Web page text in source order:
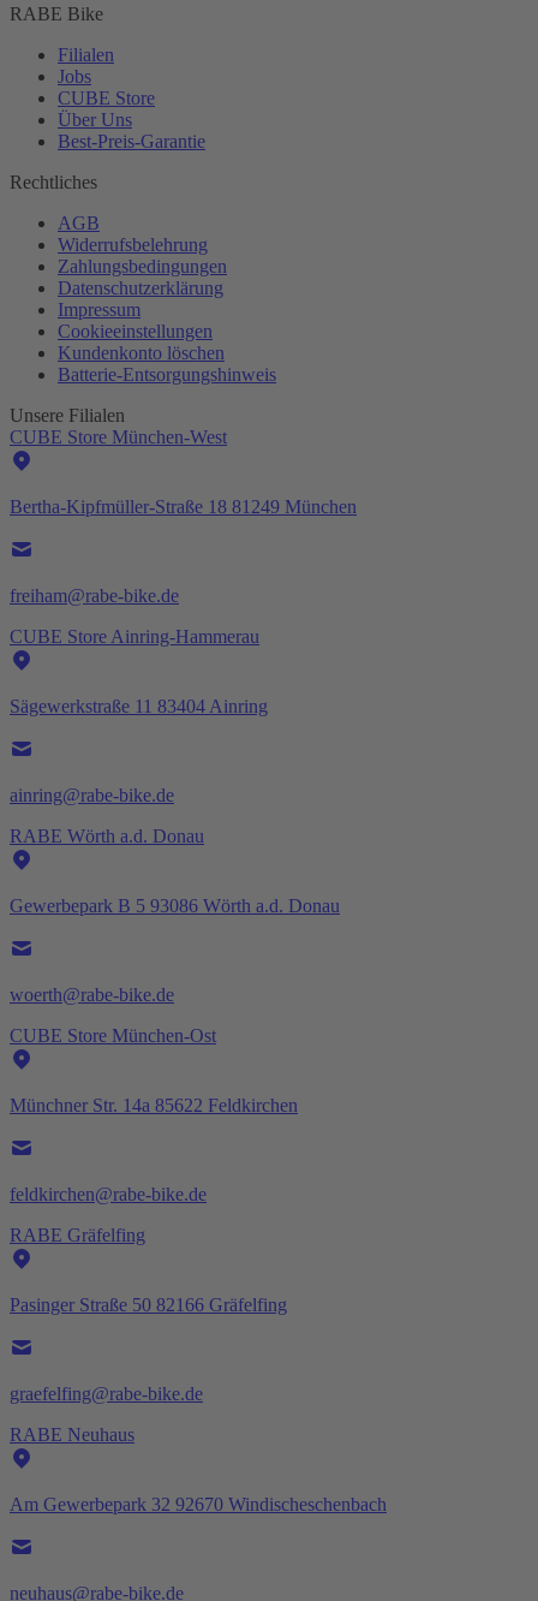
RABE Bike
Filialen
Jobs
CUBE Store
Über Uns
Best-Preis-Garantie
Rechtliches
AGB
Widerrufsbelehrung
Zahlungsbedingungen
Datenschutzerklärung
Impressum
Cookieeinstellungen
Kundenkonto löschen
Batterie-Entsorgungshinweis
Unsere Filialen
CUBE Store München-West
Bertha-Kipfmüller-Straße 18 81249 München
freiham@rabe-bike.de
CUBE Store Ainring-Hammerau
Sägewerkstraße 11 83404 Ainring
ainring@rabe-bike.de
RABE Wörth a.d. Donau
Gewerbepark B 5 93086 Wörth a.d. Donau
woerth@rabe-bike.de
CUBE Store München-Ost
Münchner Str. 14a 85622 Feldkirchen
feldkirchen@rabe-bike.de
RABE Gräfelfing
Pasinger Straße 50 82166 Gräfelfing
graefelfing@rabe-bike.de
RABE Neuhaus
Am Gewerbepark 32 92670 Windischeschenbach
neuhaus@rabe-bike.de